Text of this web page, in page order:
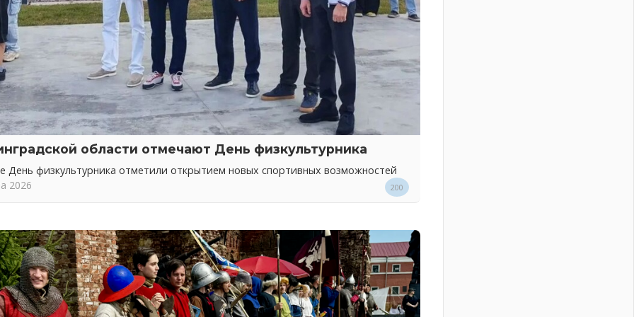
области отмечают День физкультурника
День физкультурника отметили открытием новых спортивных возможностей
2026
200